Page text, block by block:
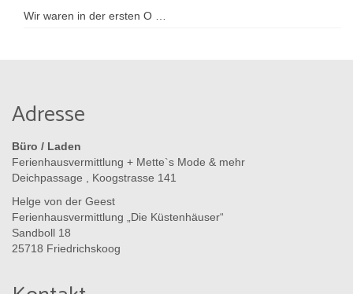
Wir waren in der ersten O …
Adresse
Büro / Laden
Ferienhausvermittlung + Mette`s Mode & mehr
Deichpassage , Koogstrasse 141
Helge von der Geest
Ferienhausvermittlung „Die Küstenhäuser“
Sandboll 18
25718 Friedrichskoog